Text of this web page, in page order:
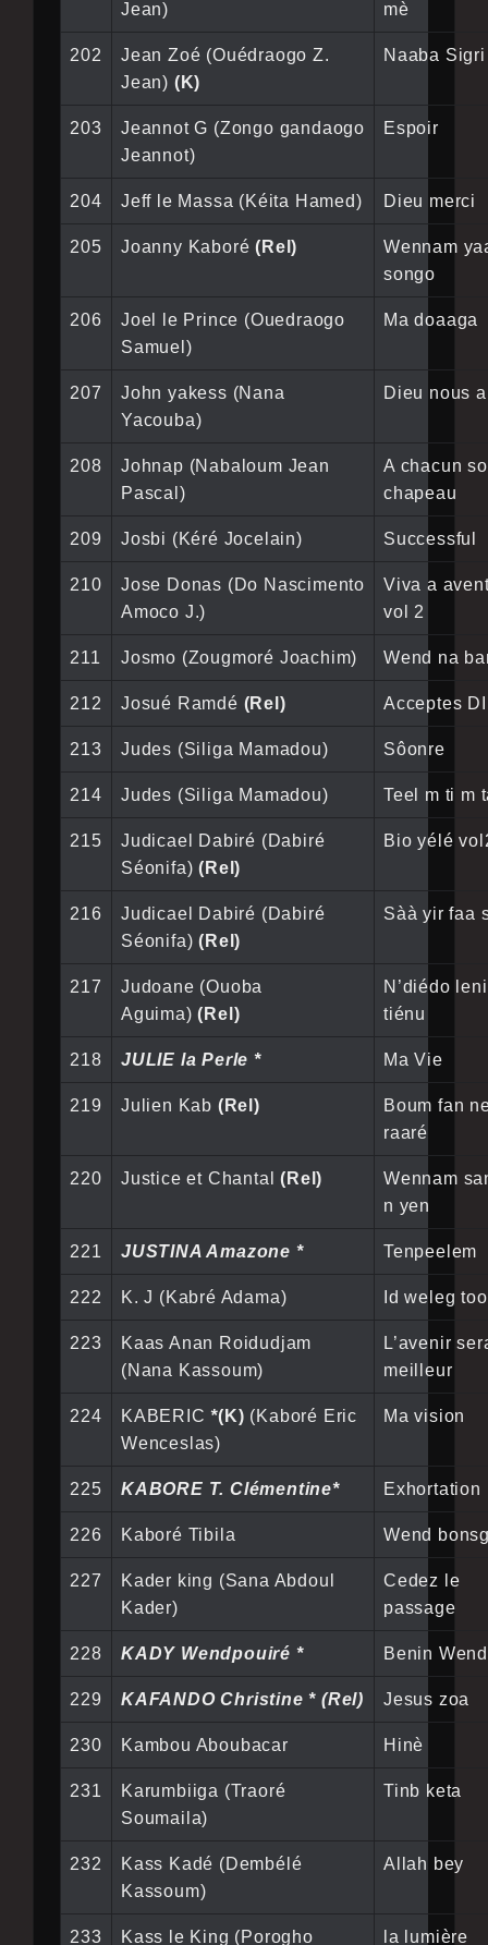
Jean)
mè
202
Jean Zoé (Ouédraogo Z.
Jean) (K)
Naaba Sigri
203
Jeannot G (Zongo gandaogo
Jeannot)
Espoir
204 Jeff le Massa (Kéita Hamed) Dieu merci
205 Joanny Kaboré(Rel)
Wennam
songo
206
Joel le Prince (Ouedraogo
Samuel)
Ma doaaga
207
John yakess (Nana
Yacouba)
Dieu nous
208
Johnap (Nabaloum Jean
Pascal)
A chacun
chapeau
209 Josbi (Kéré Jocelain) Successful
210
Jose Donas (Do Nascimento
Amoco J.)
Viva a
vol 2
211 Josmo (Zougmoré Joachim) Wend na
212 Josué Ramdé (Rel) Acceptes
213 Judes (Siliga Mamadou) Sôonre
214 Judes (Siliga Mamadou) Teel m ti m
215
Judicael Dabiré (Dabiré
Séonifa)(Rel)
Bio yélé
216
Judicael Dabiré (Dabiré
Séonifa)(Rel)
Sàà yir faa
217
Judoane (Ouoba
Aguima)(Rel)
N’diédo
tiénu
218 JULIE la Perle * Ma Vie
219 Julien Kab (Rel)
Boum fan
raaré
220 Justice et Chantal(Rel)
Wennam
n yen
221 JUSTINA Amazone * Tenpeelem
222 K. J (Kabré Adama) Id weleg
223
Kaas Anan Roidudjam
(Nana Kassoum)
L’avenir
meilleur
224 KABERIC*(K) (Kaboré Eric
Wenceslas)
Ma vision
225 KABORE T. Clémentine* Exhortation
226 Kaboré Tibila Wend
227
Kader king (Sana Abdoul
Kader)
Cedez le
passage
228 KADY Wendpouiré * Benin
229 KAFANDO Christine* (Rel) Jesus zoa
230 Kambou Aboubacar Hinè
231
Karumbiiga (Traoré
Soumaila)
Tinb keta
232
Kass Kadé (Dembélé
Kassoum)
Allah bey
233 Kass le King (Porogho la lumière